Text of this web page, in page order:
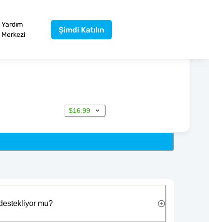
Yardım
Merkezi
Şimdi Katılın
$16.99
mu?